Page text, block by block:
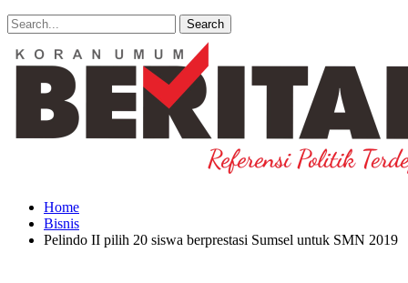
Home
Bisnis
Pelindo II pilih 20 siswa berprestasi Sumsel untuk SMN 2019